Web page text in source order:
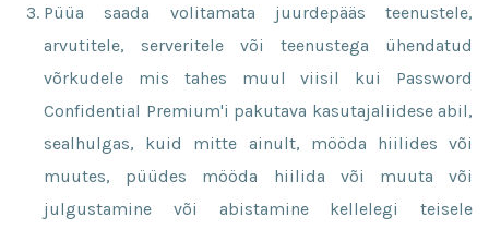
Püüa saada volitamata juurdepääs teenustele,
arvutitele, serveritele või teenustega ühendatud
võrkudele mis tahes muul viisil kui Password
Confidential Premium'i pakutava kasutajaliidese abil,
sealhulgas, kuid mitte ainult, mööda hiilides või
muutes, püüdes mööda hiilida või muuta või
julgustamine või abistamine kellelegi teisele